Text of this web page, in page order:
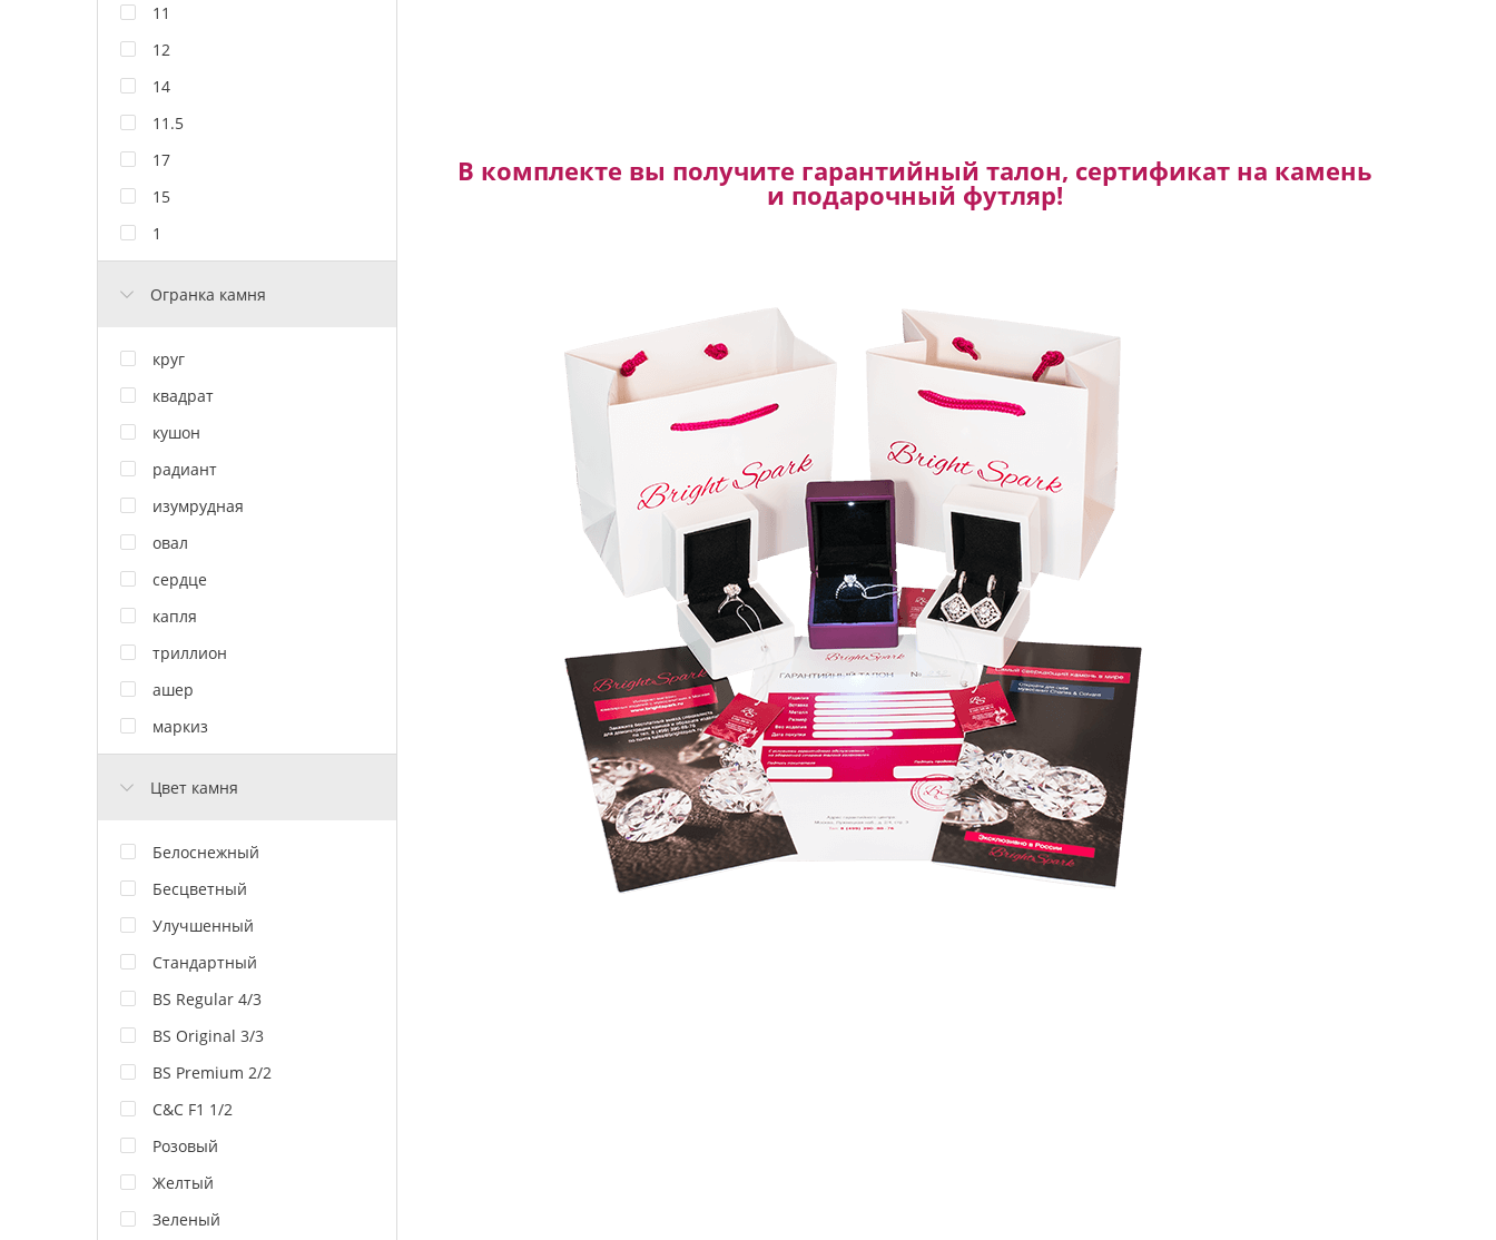
11
12
14
11.5
17
15
1
Огранка камня
круг
квадрат
кушон
радиант
изумрудная
овал
сердце
капля
триллион
ашер
маркиз
Цвет камня
Белоснежный
Бесцветный
Улучшенный
Стандартный
BS Regular 4/3
BS Original 3/3
BS Premium 2/2
C&C F1 1/2
Розовый
Желтый
Зеленый
В комплекте вы получите гарантийный талон, сертификат на камень
и подарочный футляр!